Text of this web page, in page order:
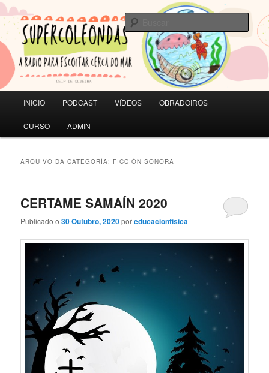
Saltar
ao
contido
principal
Saltar
ao
contido
secundarioSUPERCOLEONDAS
A RADIO PARA ESCOITAR CERCA DO MAR | CEIP de Olveira
principal
INICIO PODCAST VÍDEOS OBRADOIROS
CURSO ADMIN
ARQUIVO DA CATEGORÍA: FICCIÓN SONORA
CERTAME SAMAÍN 2020
Publicado o30 Outubro, 2020poreducacionfisica